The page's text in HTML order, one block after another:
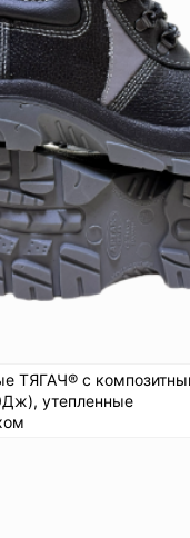
ТЯГАЧ® с
утепленные